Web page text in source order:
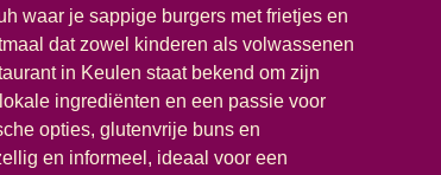
waar je sappige burgers met frietjes en
dat zowel kinderen als volwassenen
in Keulen staat bekend om zijn
ingrediënten en een passie voor
opties, glutenvrije buns en
en informeel, ideaal voor een